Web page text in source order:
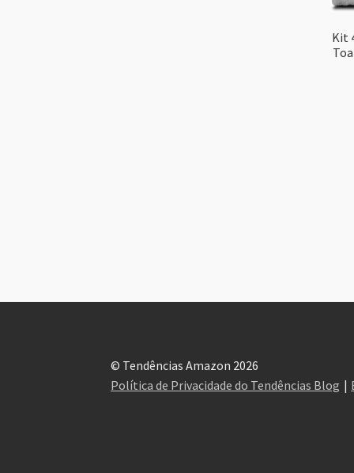
Kit
© Tendências Amazon 2026
Política de Privacidade do Tendências Blog